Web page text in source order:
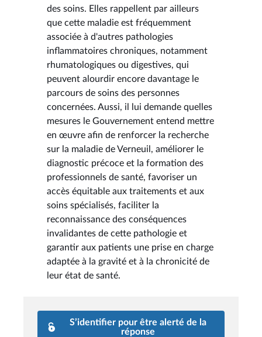
des soins. Elles rappellent par ailleurs
que cette maladie est fréquemment
associée à d'autres pathologies
inflammatoires chroniques, notamment
rhumatologiques ou digestives, qui
peuvent alourdir encore davantage le
parcours de soins des personnes
concernées. Aussi, il lui demande quelles
mesures le Gouvernement entend mettre
en œuvre afin de renforcer la recherche
sur la maladie de Verneuil, améliorer le
diagnostic précoce et la formation des
professionnels de santé, favoriser un
accès équitable aux traitements et aux
soins spécialisés, faciliter la
reconnaissance des conséquences
invalidantes de cette pathologie et
garantir aux patients une prise en charge
adaptée à la gravité et à la chronicité de
leur état de santé.
S’identifier pour être alerté de la
réponse